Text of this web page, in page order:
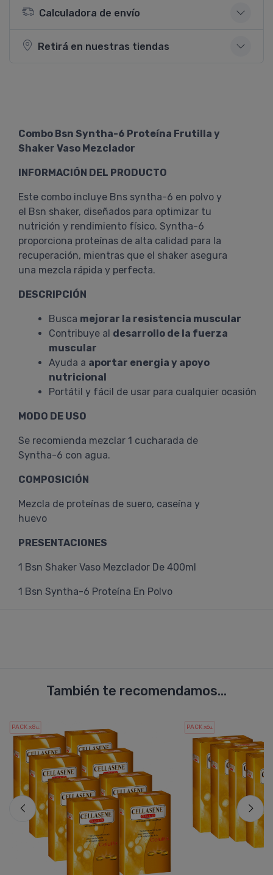
Calculadora de envío
Retirá en nuestras tiendas
Combo Bsn Syntha-6 Proteína Frutilla y
Shaker Vaso Mezclador
INFORMACIÓN DEL PRODUCTO
Este combo incluye Bns syntha-6 en polvo y
el Bsn shaker, diseñados para optimizar tu
nutrición y rendimiento físico. Syntha-6
proporciona proteínas de alta calidad para la
recuperación, mientras que el shaker asegura
una mezcla rápida y perfecta.
DESCRIPCIÓN
Busca mejorar la resistencia muscular
Contribuye al desarrollo de la fuerza
muscular
Ayuda a aportar energia y apoyo
nutricional
Portátil y fácil de usar para cualquier ocasión
MODO DE USO
Se recomienda mezclar 1 cucharada de
Syntha-6 con agua.
COMPOSICIÓN
Mezcla de proteínas de suero, caseína y
huevo
PRESENTACIONES
1 Bsn Shaker Vaso Mezclador De 400ml
1 Bsn Syntha-6 Proteína En Polvo
También te recomendamos...
PACK x8u. PACK x6u.